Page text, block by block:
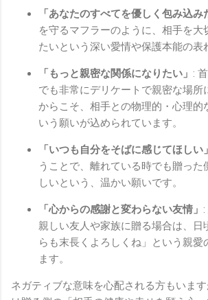
「あなたのすべてを優しく包み込み
を守るマフラーのように、相手を大
たいという深い愛情や保護本能の表
「もっと親密な関係になりたい」 :
でも非常にデリケートで親密な場所
からこそ、相手との物理的・心理的
いう願いが込められています。
「いつも自分をそばに感じてほしい」
うことで、離れている時でも贈った
しいという、温かい願いです。
「心からの感謝と変わらない友情」
親しい友人や家族に贈る場合は、日
らも末長くよろしくね」という親愛
ます。
ネガティブな意味を心配される方もいま